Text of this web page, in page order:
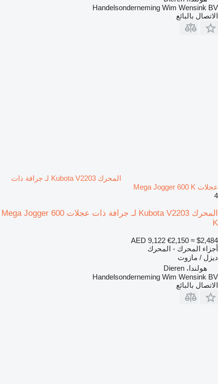
Handelsonderneming Wim Wensink BV
الاتصال بالبائع
المحرك Kubota V2203 لـ جرافة ذات
عجلات Mega Jogger 600 K
4
المحرك Kubota V2203 لـ جرافة ذات عجلات Mega Jogger 600
K
AED 9,122 €2,150 ≈ $2,484
أجزاء المحرك - المحرك
ديزل / مازوت
هولندا، Dieren
Handelsonderneming Wim Wensink BV
الاتصال بالبائع